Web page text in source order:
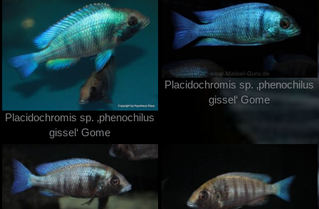
Placidochromis sp. ‚phenochilus
gissel‘ Gome
Placidochromis sp. ‚phenochilus
gissel‘ Gome